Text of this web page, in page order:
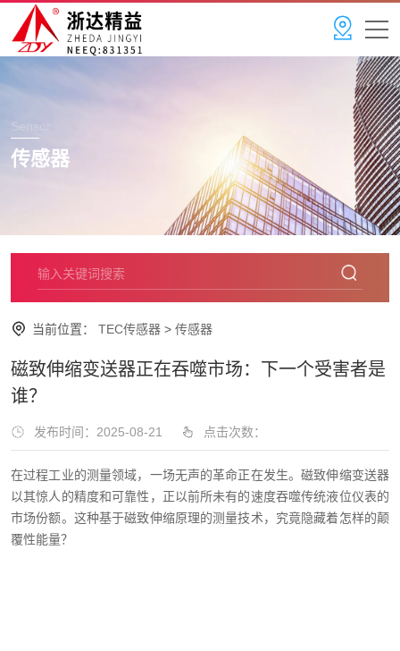
Sensor
传感器
当前位置： TEC传感器 > 传感器
磁致伸缩变送器正在吞噬市场：下一个受害者是
谁？
发布时间：2025-08-21 点击次数：
在过程工业的测量领域，一场无声的革命正在发生。磁致伸缩变送器
以其惊人的精度和可靠性，正以前所未有的速度吞噬传统液位仪表的
市场份额。这种基于磁致伸缩原理的测量技术，究竟隐藏着怎样的颠
覆性能量？